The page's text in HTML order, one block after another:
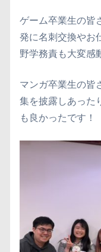
ゲーム卒業生の皆
発に名刺交換やお
野学務責も大変感
マンガ卒業生の皆
集を披露しあった
も良かったです！